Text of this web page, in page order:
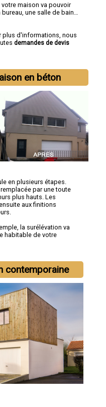
maison va pouvoir
une salle de bain…
plus d'informations, nous
demandes de devis
en béton
en plusieurs étapes.
par une toute
plus hauts. Les
aux finitions
la surélévation va
habitable de votre
contemporaine